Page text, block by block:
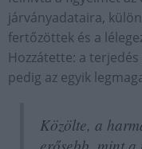
járványadataira,
fertőzöttek és a
Hozzátette: a
pedig az egyik
Közölte, a